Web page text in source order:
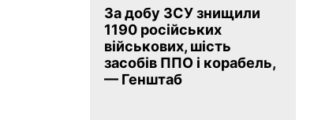
За добу ЗСУ знищили
1190 російських
військових, шість
засобів ППО і корабель,
— Генштаб